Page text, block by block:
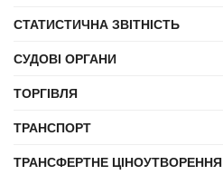
СТАТИСТИЧНА ЗВІТНІСТЬ
СУДОВІ ОРГАНИ
ТОРГІВЛЯ
ТРАНСПОРТ
ТРАНСФЕРТНЕ ЦІНОУТВОРЕННЯ